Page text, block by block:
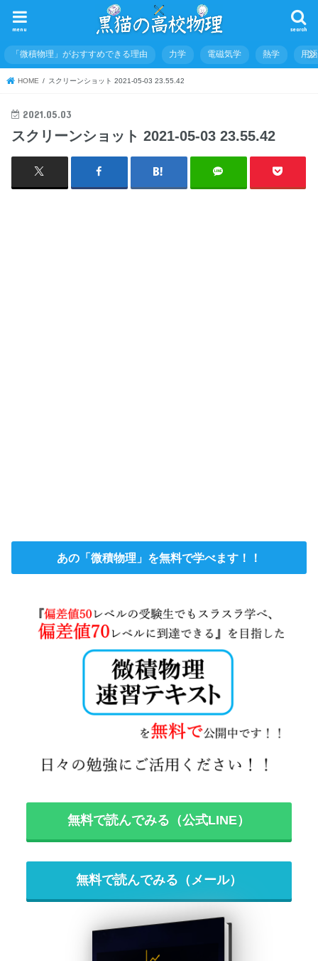
search
menu
「微積物理」がおすすめできる理由 力学 電磁気学 熱学 用
HOME スクリーンショット 2021-05-03 23.55.42
2021.05.03
スクリーンショット 2021-05-03 23.55.42
あの「微積物理」を無料で学べます！！
無料で読んでみる（公式LINE）
無料で読んでみる（メール）